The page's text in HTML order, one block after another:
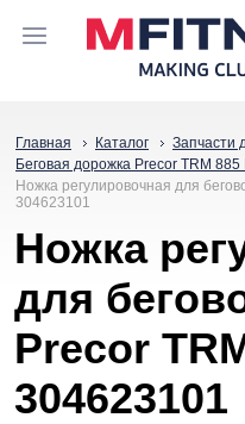
Главная Каталог
Запчасти
Беговая дорожка Precor TRM 885
Ножка регулировочная для
304623101
Ножка
для
Precor
304623101